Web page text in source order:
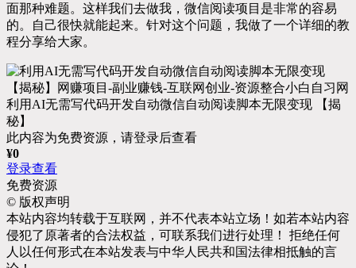
面那种难题。这样我们去做我，微信阅读项目是非常的容易
的。自己很快就能起来。针对这个问题，我做了一个详细的教
程分享给大家。
利用AI无需写代码开发自动微信自动阅读脚本无限变现 【揭
秘】
此内容为免费资源，请登录后查看
¥0
登录查看
免费资源
© 版权声明
本站内容均转载于互联网，并不代表本站立场！如若本站内容
侵犯了原著者的合法权益，可联系我们进行处理！ 拒绝任何
人以任何形式在本站发表与中华人民共和国法律相抵触的言